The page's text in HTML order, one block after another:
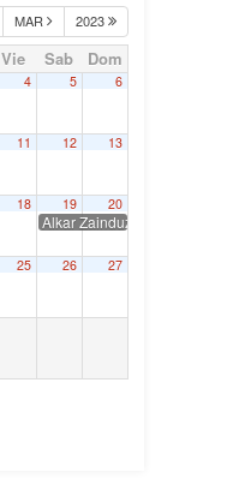
MAR 2023
Vie Sab Dom
4 5 6
11 12 13
18 19
Alkar Zainduz, XIII Congreso
20
25 26 27